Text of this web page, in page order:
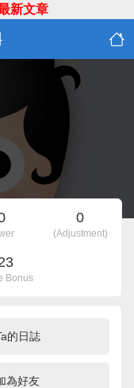
新文章
0
(Adjustment)
Bonus
的日誌
為好友